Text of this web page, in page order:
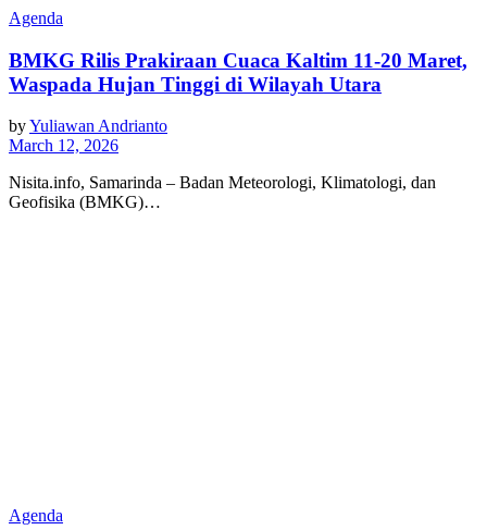
Agenda
BMKG Rilis Prakiraan Cuaca Kaltim 11-20 Maret,
Waspada Hujan Tinggi di Wilayah Utara
byYuliawan Andrianto
March 12, 2026
Nisita.info, Samarinda – Badan Meteorologi, Klimatologi, dan
Geofisika (BMKG)…
Agenda